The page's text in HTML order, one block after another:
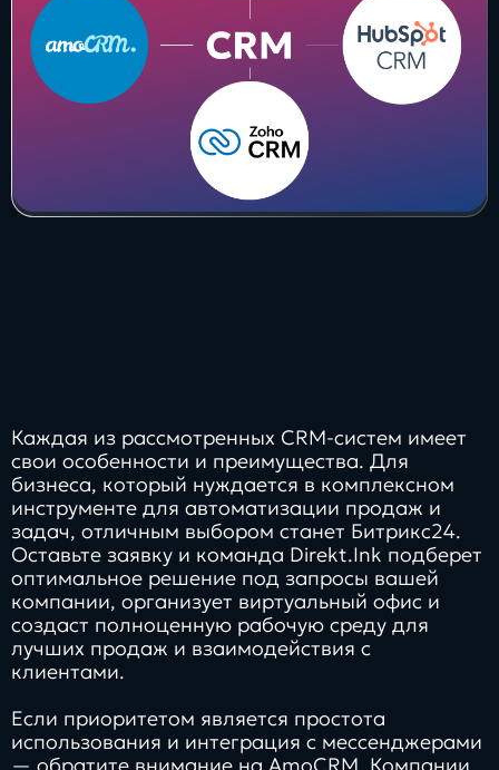
Каждая из рассмотренных CRM-систем имеет
свои особенности и преимущества. Для
бизнеса, который нуждается в комплексном
инструменте для автоматизации продаж и
задач, отличным выбором станет Битрикс24.
Оставьте заявку и команда Direkt.Ink подберет
оптимальное решение под запросы вашей
компании, организует виртуальный офис и
создаст полноценную рабочую среду для
лучших продаж и взаимодействия с
клиентами.
Если приоритетом является простота
использования и интеграция с мессенджерами